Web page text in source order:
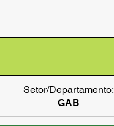
Setor/Departamento:
GAB